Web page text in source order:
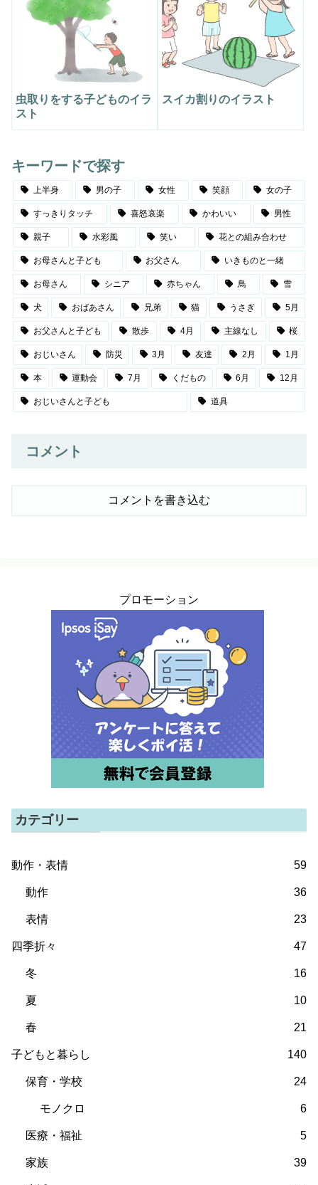
虫取りをする子どものイラ
スト
スイカ割りのイラスト
キーワードで探す
上半身 男の子 女性 笑顔 女の子
すっきりタッチ 喜怒哀楽 かわいい 男性
親子 水彩風 笑い 花との組み合わせ
お母さんと子ども お父さん いきものと一緒
お母さん シニア 赤ちゃん 鳥 雪
犬 おばあさん 兄弟 猫 うさぎ 5月
お父さんと子ども 散歩 4月 主線なし 桜
おじいさん 防災 3月 友達 2月 1月
本 運動会 7月 くだもの 6月 12月
おじいさんと子ども 道具
コメント
コメントを書き込む
プロモーション
カテゴリー
動作・表情 59
動作 36
表情 23
四季折々 47
冬 16
夏 10
春 21
子どもと暮らし 140
保育・学校 24
モノクロ 6
医療・福祉 5
家族 39